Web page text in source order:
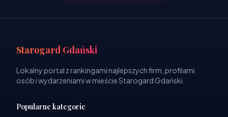
Starogard Gdański
Lokalny portal z rankingami najlepszych firm, profilami
osób i wydarzeniami w mieście Starogard Gdański.
Popularne kategorie